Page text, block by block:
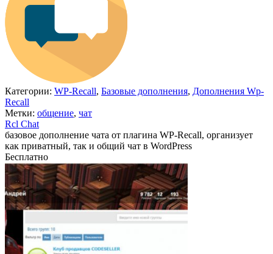
Категории: WP-Recall, Базовые дополнения, Дополнения Wp-
Recall
Метки: общение, чат
Rcl Chat
базовое дополнение чата от плагина WP-Recall, организует
как приватный, так и общий чат в WordPress
Бесплатно